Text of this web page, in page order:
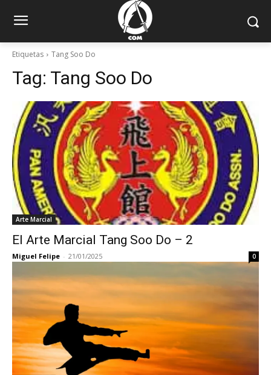
Etiquetas Tang Soo Do
Tag: Tang Soo Do
Arte Marcial
El Arte Marcial Tang Soo Do – 2
Miguel Felipe - 21/01/2025 0